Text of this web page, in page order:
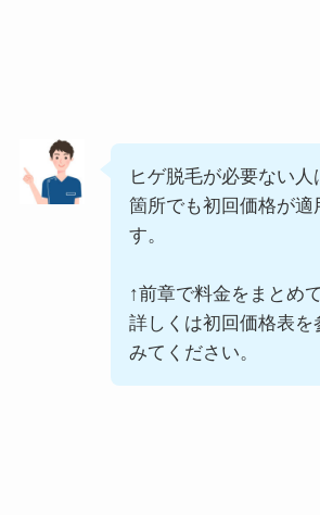
ヒゲ脱毛が必要ない人
箇所でも初回価格が適
す。
↑前章で料金をまとめ
詳しくは初回価格表を
みてください。